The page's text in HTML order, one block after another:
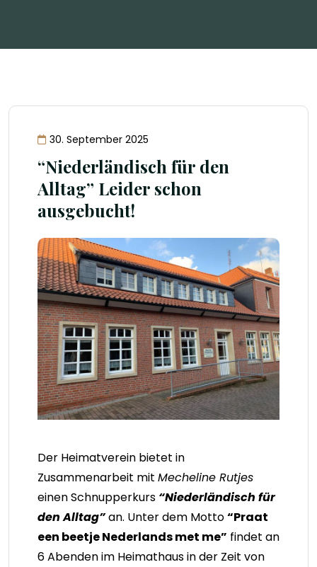
30. September 2025
“Niederländisch für den
Alltag” Leider schon
ausgebucht!
Der Heimatverein bietet in
Zusammenarbeit mit Mecheline Rutjes
einen Schnupperkurs “Niederländisch für
den Alltag”an. Unter dem Motto“Praat
een beetje Nederlands met me” findet an
6 Abenden im Heimathaus in der Zeit von